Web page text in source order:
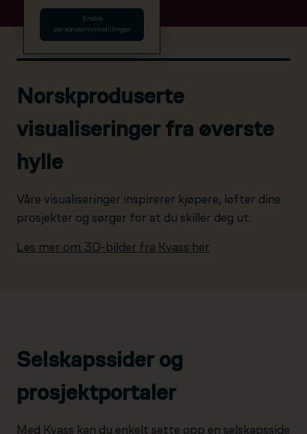
Endre
personverninnstillinger
Norskproduserte
visualiseringer fra øverste
hylle
Våre visualiseringer inspirerer kjøpere, løfter dine
prosjekter og sørger for at du skiller deg ut.
Les mer om 3D-bilder fra Kvass her
Selskapssider og
prosjektportaler
Med Kvass kan du enkelt sette opp en selskapsside